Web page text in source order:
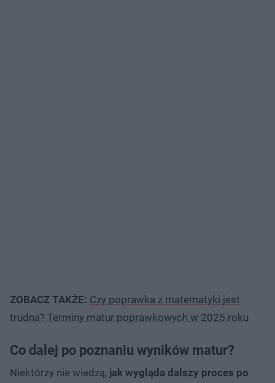
ZOBACZ TAKŻE: Czy poprawka z matematyki jest
trudna? Terminy matur poprawkowych w 2025 roku
Co dalej po poznaniu wyników matur?
Niektórzy nie wiedzą, jak wygląda dalszy proces po